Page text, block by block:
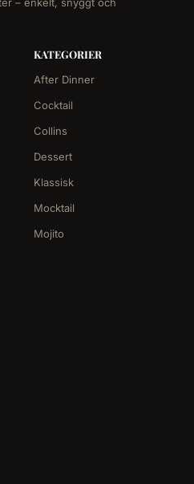
KATEGORIER
After Dinner
Cocktail
Collins
Dessert
Klassisk
Mocktail
Mojito